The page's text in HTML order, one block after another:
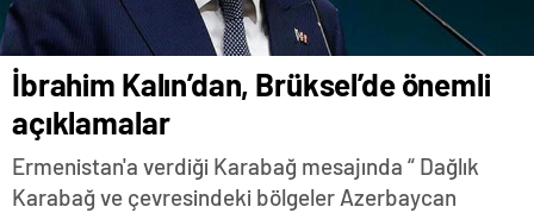
İbrahim Kalın’dan, Brüksel’de önemli
açıklamalar
Ermenistan'a verdiği Karabağ mesajında “ Dağlık
Karabağ ve çevresindeki bölgeler Azerbaycan